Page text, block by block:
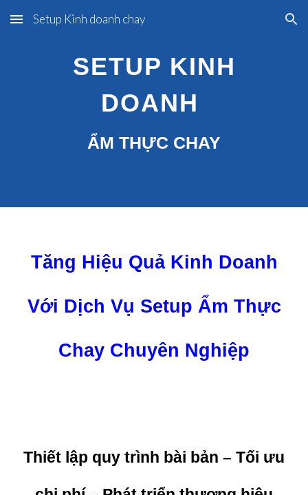
Skip to main content Skip to navigation
Setup Kinh doanh chay
SETUP KINH
DOANH
ẨM THỰC CHAY
Tăng Hiệu Quả Kinh Doanh
Với Dịch Vụ Setup Ẩm Thực
Chay Chuyên Nghiệp
Thiết lập quy trình bài bản – Tối ưu